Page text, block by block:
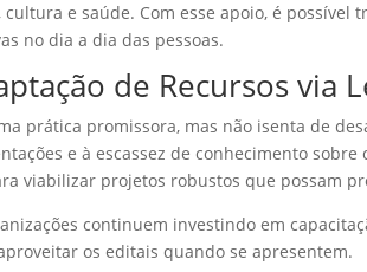
e saúde. Com esse apoio, é possível
no dia a dia das pessoas.
de Recursos via
prática promissora, mas não isenta de
e à escassez de conhecimento sobre
viabilizar projetos robustos que possam
continuem investindo em
os editais quando se apresentem.